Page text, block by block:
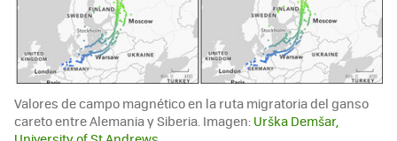
Valores de campo magnético en la ruta migratoria del ganso
careto entre Alemania y Siberia. Imagen: Urška Demšar,